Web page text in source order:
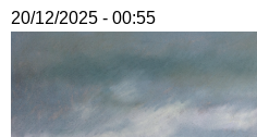
20/12/2025 - 00:55